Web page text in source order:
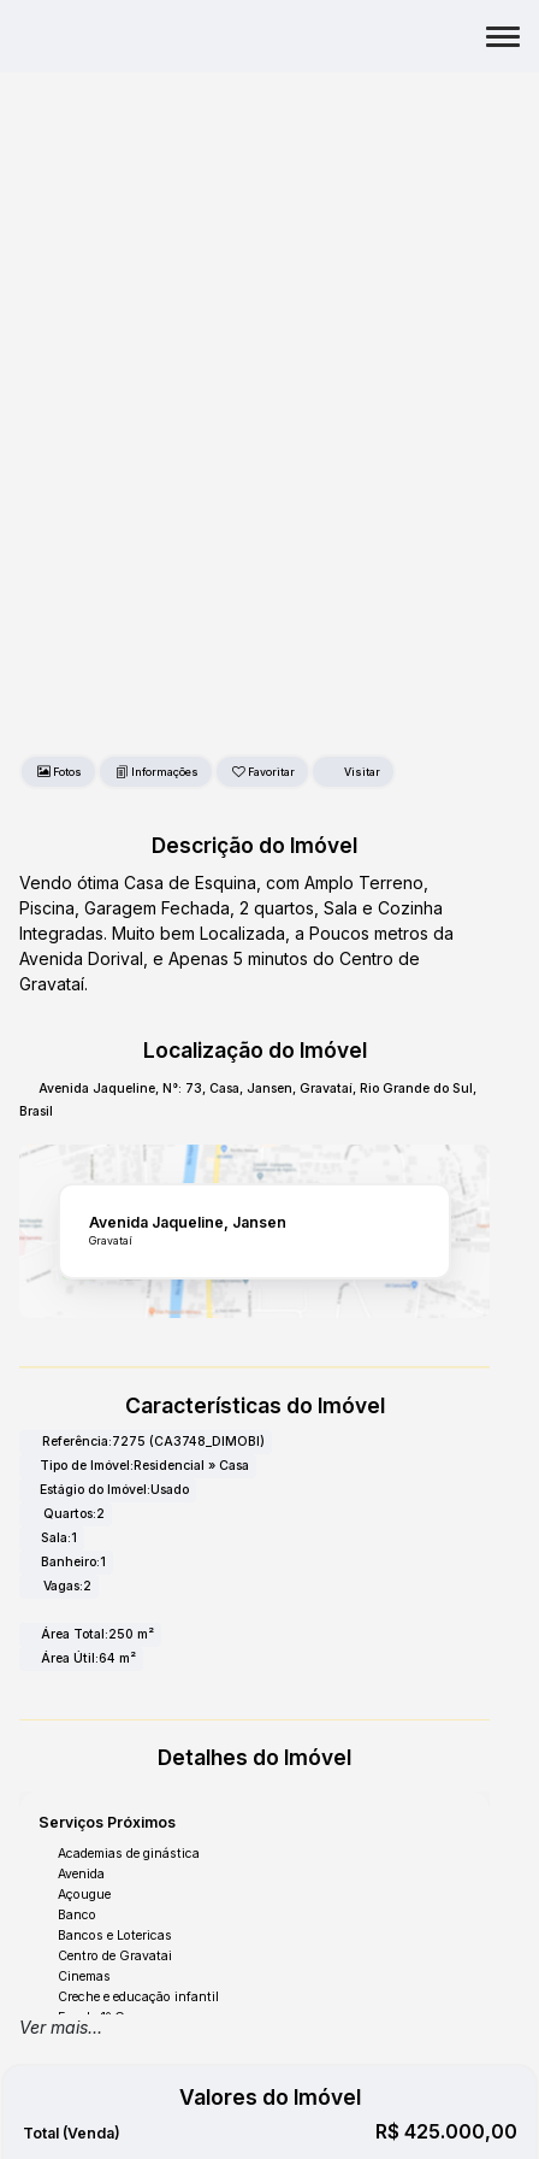
Fotos Favoritar
Descrição do Imóvel
Vendo ótima Casa de Esquina, com Amplo Terreno,
Piscina, Garagem Fechada, 2 quartos, Sala e Cozinha
Integradas. Muito bem Localizada, a Poucos metros da
Avenida Dorival, e Apenas 5 minutos do Centro de
Gravataí.
Localização do Imóvel
Avenida Jaqueline,N°: 73,Casa,Jansen,Gravataí,Rio Grande do Sul,
Brasil
Avenida Jaqueline Jansen
Gravataí
Características do Imóvel
Referência:7275 (CA3748_DIMOBI)
Tipo de Imóvel:Residencial » Casa
Estágio do Imóvel:Usado
Quartos:2
Sala:1
Banheiro:1
Vagas:2
Área Total:250 m²
Área Útil:64 m²
Detalhes do Imóvel
Serviços Próximos
Academias de ginástica
Avenida
Açougue
Banco
Bancos e Lotericas
Centro de Gravatai
Cinemas
Creche e educação infantil
Escola 1º Grau
Escola 2º Grau
Hospital
Ver mais...
Valores do Imóvel
R$ 425.000,00